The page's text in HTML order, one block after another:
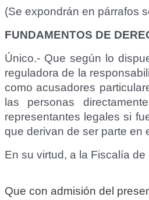
(Se expondrán en párrafos
FUNDAMENTOS DE
Único.- Que según lo
reguladora de la
como acusadores
las personas
representantes legales si
que derivan de ser parte en
En su virtud, a la Fiscalía de
Que con admisión del